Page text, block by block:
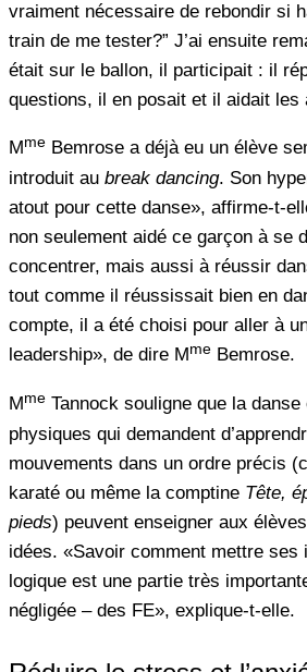
vraiment nécessaire de rebondir si
train de me tester?” J’ai ensuite
était sur le ballon, il participait : il
questions, il en posait et il aidait les
Mme Bemrose a déjà eu un élève
introduit au break dancing. Son
atout pour cette danse», affirme-t-
non seulement aidé ce garçon à se
concentrer, mais aussi à réussir
tout comme il réussissait bien en
compte, il a été choisi pour aller à
leadership», de dire Mme Bemrose.
Mme Tannock souligne que la
physiques qui demandent
mouvements dans un ordre précis
karaté ou même la comptine Tête,
pieds) peuvent enseigner aux
idées. «Savoir comment mettre ses
logique est une partie très
négligée – des FE», explique-t-elle.